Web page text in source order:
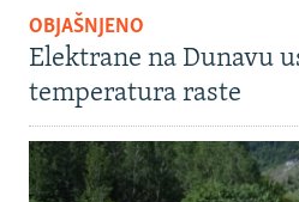
OBJAŠNJENO
Elektrane na Dunavu
temperatura raste